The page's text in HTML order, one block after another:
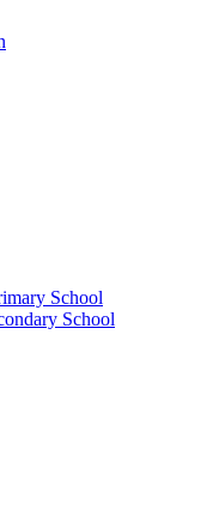
School
School